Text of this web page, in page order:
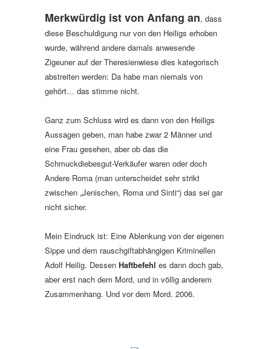
Merkwürdig ist von Anfang an, dass
diese Beschuldigung nur von den Heiligs erhoben
wurde, während andere damals anwesende
Zigeuner auf der Theresienwiese dies kategorisch
abstreiten werden: Da habe man niemals von
gehört… das stimme nicht.
Ganz zum Schluss wird es dann von den Heiligs
Aussagen geben, man habe zwar 2 Männer und
eine Frau gesehen, aber ob das die
Schmuckdiebesgut-Verkäufer waren oder doch
Andere Roma (man unterscheidet sehr strikt
zwischen „Jenischen, Roma und Sinti“) das sei gar
nicht sicher.
Mein Eindruck ist: Eine Ablenkung von der eigenen
Sippe und dem rauschgiftabhängigen Kriminellen
Adolf Heilig. Dessen Haftbefehl es dann doch gab,
aber erst nach dem Mord, und in völlig anderem
Zusammenhang. Und vor dem Mord. 2006.